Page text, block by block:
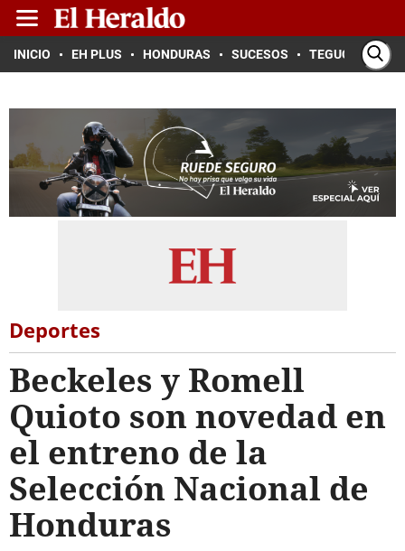
INICIO EH PLUS HONDURAS SUCESOS TEGUCIGALPA
Deportes
Beckeles y Romell
Quioto son novedad en
el entreno de la
Selección Nacional de
Honduras